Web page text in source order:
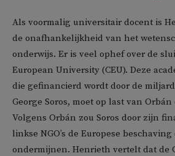
Als voormalig universitair docent is
de onafhankelijkheid van het
onderwijs. Er is veel ophef over de
European University (CEU). Deze
die gefinancierd wordt door de
George Soros, moet op last van
Volgens Orbán zou Soros door zijn
linkse NGO’s de Europese
ondermijnen. Henrieth vertelt dat de